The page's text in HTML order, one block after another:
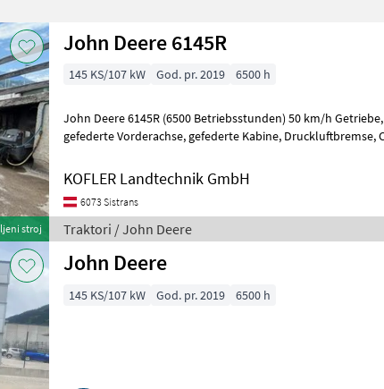
stroj
John Deere 6145R
145 KS/107 kW God. pr. 2019 6500 h
John Deere 6145R (6500 Betriebsstunden) 50 km/h Getriebe,
gefederte Vorderachse, gefederte Kabine, Druckluftbremse, Command
KOFLER Landtechnik GmbH
6073 Sistrans
Traktori / John Deere
John Deere
145 KS/107 kW God. pr. 2019 6500 h